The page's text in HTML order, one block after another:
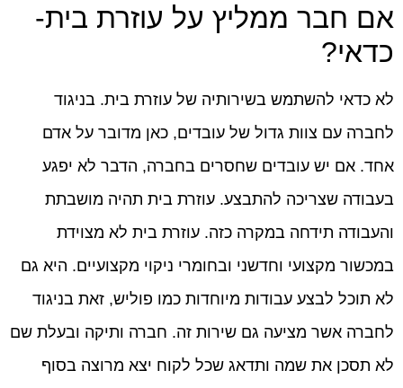
אם חבר ממליץ על עוזרת בית-
כדאי?
לא כדאי להשתמש בשירותיה של עוזרת בית. בניגוד
לחברה עם צוות גדול של עובדים, כאן מדובר על אדם
אחד. אם יש עובדים שחסרים בחברה, הדבר לא יפגע
בעבודה שצריכה להתבצע. עוזרת בית תהיה מושבתת
והעבודה תידחה במקרה כזה. עוזרת בית לא מצוידת
במכשור מקצועי וחדשני ובחומרי ניקוי מקצועיים. היא גם
לא תוכל לבצע עבודות מיוחדות כמו פוליש, זאת בניגוד
לחברה אשר מציעה גם שירות זה. חברה ותיקה ובעלת שם
לא תסכן את שמה ותדאג שכל לקוח יצא מרוצה בסוף